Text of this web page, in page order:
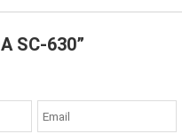
SC-630”